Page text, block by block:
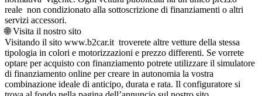
reale non condizionato alla sottoscrizione di finanziamenti o altri
servizi accessori.
🌐 Visita il nostro sito
Visitando il sito www.b2car.it troverete altre vetture della stessa
tipologia in colori e motorizzazioni e prezzo differenti. Se vorrete
optare per acquisto con finanziamento potrete utilizzare il simulatore
di finanziamento online per creare in autonomia la vostra
combinazione ideale di anticipo, durata e rata. Il configuratore si